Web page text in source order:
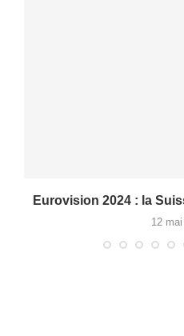
Eurovision 2024 : la
12